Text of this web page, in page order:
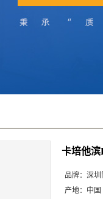
卡培他
品牌： 深圳
产地： 中国